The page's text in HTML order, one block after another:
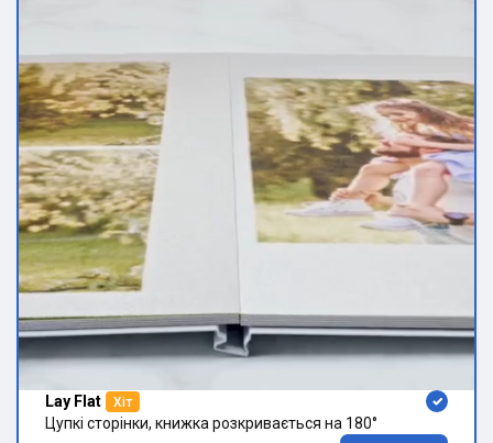
Lay Flat Хіт
Цупкі сторінки, книжка розкривається на 180°